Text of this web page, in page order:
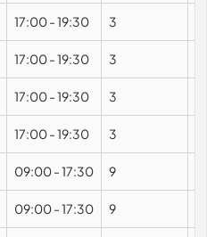
17:00-19:30 3
17:00-19:30 3
17:00-19:30 3
17:00-19:30 3
09:00-17:30 9
09:00-17:30 9